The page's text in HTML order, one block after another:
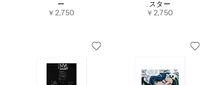
ー
￥2,750
スター
￥2,750